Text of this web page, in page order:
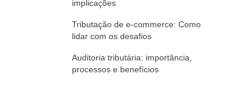
implicações
Tributação de e-commerce: Como
lidar com os desafios
Auditoria tributária: importância,
processos e benefícios